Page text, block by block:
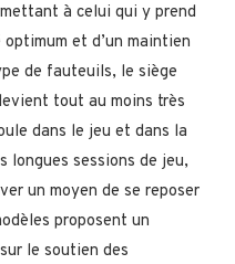
à celui qui y prend
et d’un maintien
de fauteuils, le siège
tout au moins très
dans le jeu et dans la
longues sessions de jeu,
un moyen de se reposer
proposent un
le soutien des